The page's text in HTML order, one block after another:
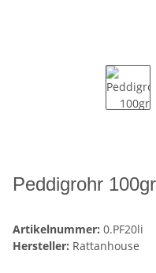
Peddigrohr
Artikelnummer: 0.PF20li
Hersteller: Rattanhouse